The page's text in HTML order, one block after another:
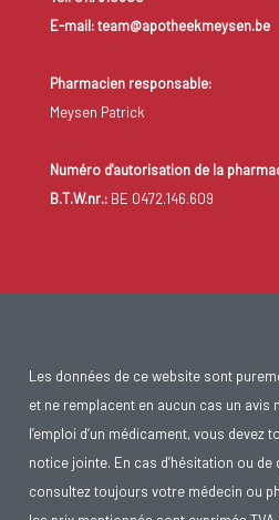
E-mail: team@apotheekmeysen.be
Pharmacien responsable:
Meysen Patrick
Numéro d'autorisation de la
B.T.W.nr.:BE 0472.146.609
Les données de ce website sont
et ne remplacent en aucun cas un avis
l’emploi d’un médicament, vous devez
notice jointe. En cas d’hésitation ou de
consultez toujours votre médecin ou